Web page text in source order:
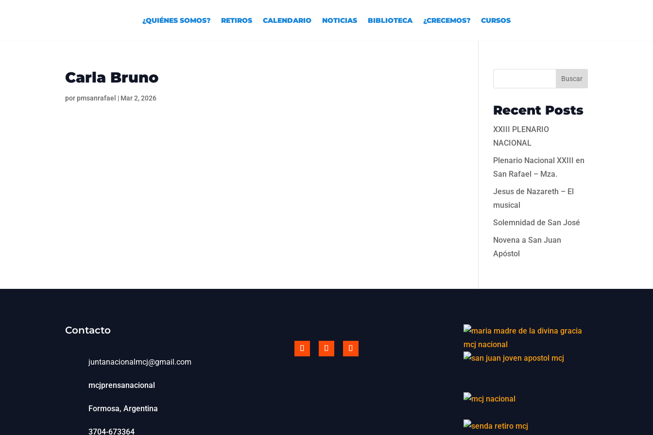
¿QUIÉNES SOMOS? RETIROS CALENDARIO NOTICIAS BIBLIOTECA ¿CRECEMOS? CURSOS
Carla Bruno
por pmsanrafael | Mar 2, 2026
Buscar
Recent Posts
XXIII PLENARIO
NACIONAL
Plenario Nacional XXIII en
San Rafael – Mza.
Jesus de Nazareth – El
musical
Solemnidad de San José
Novena a San Juan
Apóstol
Contacto
juntanacionalmcj@gmail.com
mcjprensanacional
Formosa, Argentina
3704-673364